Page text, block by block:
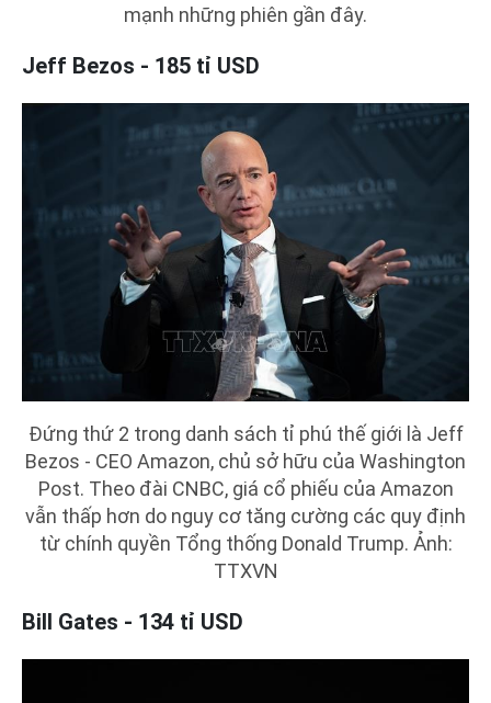
mạnh những phiên gần đây.
Jeff Bezos - 185 tỉ USD
Đứng thứ 2 trong danh sách tỉ phú thế giới là Jeff
Bezos - CEO Amazon, chủ sở hữu của Washington
Post. Theo đài CNBC, giá cổ phiếu của Amazon
vẫn thấp hơn do nguy cơ tăng cường các quy định
từ chính quyền Tổng thống Donald Trump. Ảnh:
TTXVN
Bill Gates - 134 tỉ USD